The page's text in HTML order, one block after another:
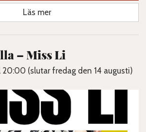
Läs mer
– Miss Li
20:00 (slutar fredag den 14 augusti)